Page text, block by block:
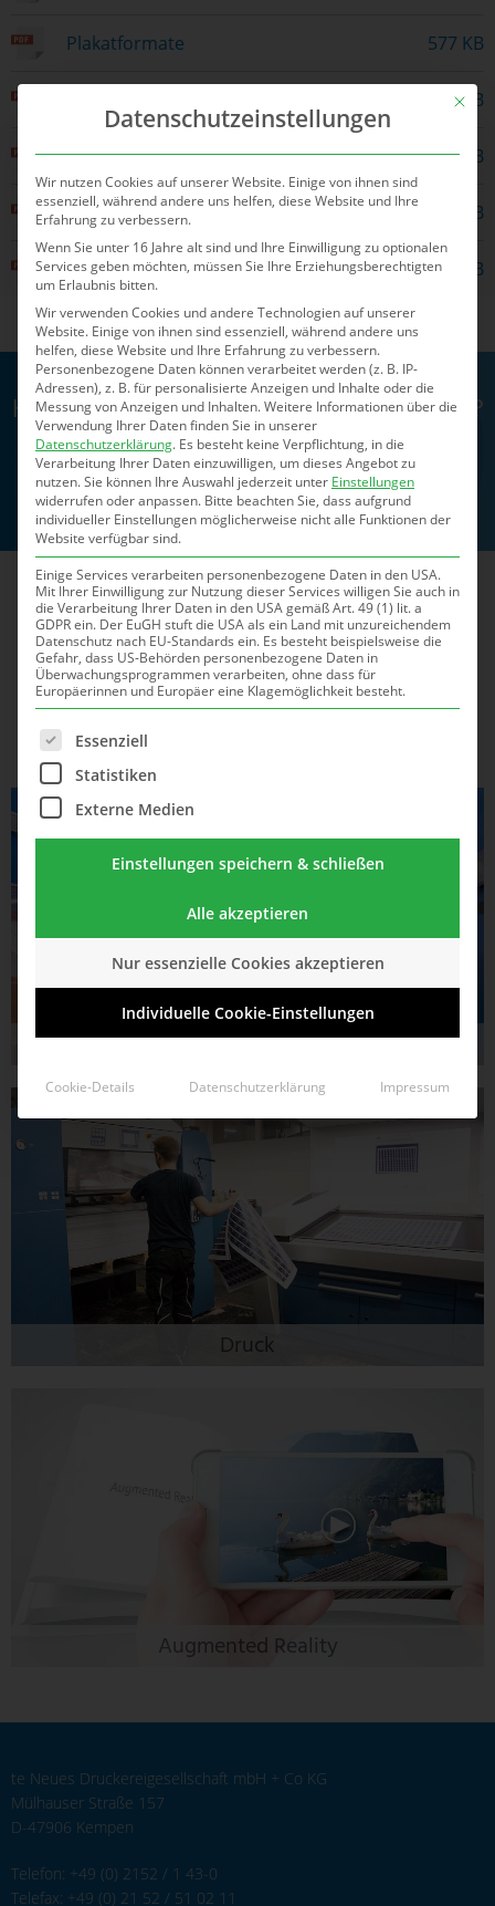
Plakatformate 577 KB
81 KB
Falz- & Stanzprodukte Beispiele 255 KB
Einkaufsbedingungen 83 KB
Lieferbedingungen 1528 KB
Haben Sie Fragen zu unseren Leistungen?
Zum Kontaktformular »
Unsere Dienstleistungen für
eine erfolgreiche
Zusammenarbeit
Logistik
Druck
Augmented Reality
te Neues Druckereigesellschaft mbH + Co KG
Mülhauser Straße 157
D-47906 Kempen
Telefon: +49 (0) 2152 / 1 43-0
Telefax: +49 (0) 21 52 / 51 02 11
Mit
Datenschutzeinstellungen
Wir nutzen Cookies auf unserer Website. Einige von ihnen sind
essenziell, während andere uns helfen, diese Website und Ihre
Erfahrung zu verbessern.
Wenn Sie unter 16 Jahre alt sind und Ihre Einwilligung zu optionalen
Services geben möchten, müssen Sie Ihre Erziehungsberechtigten
um Erlaubnis bitten.
Wir verwenden Cookies und andere Technologien auf unserer
Website. Einige von ihnen sind essenziell, während andere uns
helfen, diese Website und Ihre Erfahrung zu verbessern.
Personenbezogene Daten können verarbeitet werden (z. B. IP-
Adressen), z. B. für personalisierte Anzeigen und Inhalte oder die
Messung von Anzeigen und Inhalten.Weitere Informationen über die
Verwendung Ihrer Daten finden Sie in unserer
Datenschutzerklärung. Es besteht keine Verpflichtung, in die
Verarbeitung Ihrer Daten einzuwilligen, um dieses Angebot zu
nutzen.Sie können Ihre Auswahl jederzeit unter Einstellungen
widerrufen oder anpassen. Bitte beachten Sie, dass aufgrund
individueller Einstellungen möglicherweise nicht alle Funktionen der
Website verfügbar sind.
Einige Services verarbeiten personenbezogene Daten in den USA.
Mit Ihrer Einwilligung zur Nutzung dieser Services willigen Sie auch in
die Verarbeitung Ihrer Daten in den USA gemäß Art. 49 (1) lit. a
GDPR ein. Der EuGH stuft die USA als ein Land mit unzureichendem
Datenschutz nach EU-Standards ein. Es besteht beispielsweise die
Gefahr, dass US-Behörden personenbezogene Daten in
Überwachungsprogrammen verarbeiten, ohne dass für
Europäerinnen und Europäer eine Klagemöglichkeit besteht.
Es folgt eine Liste der Service-Gruppen, für die eine
Essenziell
Statistiken
Externe Medien
Einstellungen speichern & schließen
Alle akzeptieren
Nur essenzielle Cookies akzeptieren
Individuelle Cookie-Einstellungen
Cookie-Details Datenschutzerklärung Impressum